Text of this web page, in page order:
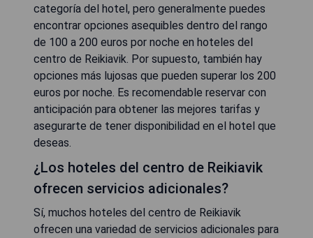
categoría del hotel, pero generalmente puedes
encontrar opciones asequibles dentro del rango
de 100 a 200 euros por noche en hoteles del
centro de Reikiavik. Por supuesto, también hay
opciones más lujosas que pueden superar los 200
euros por noche. Es recomendable reservar con
anticipación para obtener las mejores tarifas y
asegurarte de tener disponibilidad en el hotel que
deseas.
¿Los hoteles del centro de Reikiavik
ofrecen servicios adicionales?
Sí, muchos hoteles del centro de Reikiavik
ofrecen una variedad de servicios adicionales para